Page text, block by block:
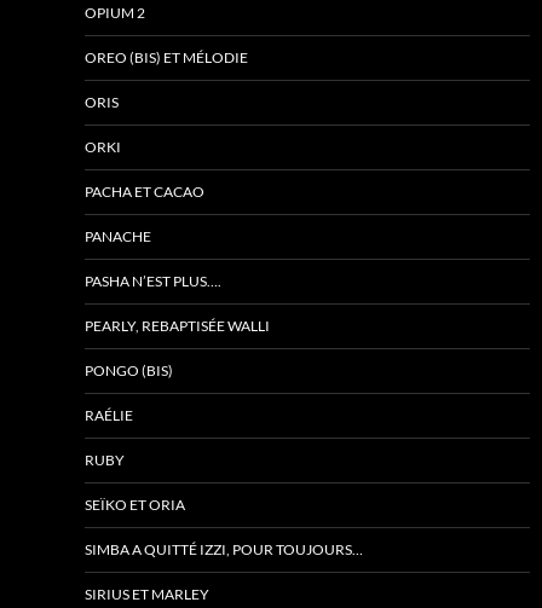
OPIUM 2
OREO (BIS) ET MÉLODIE
ORIS
ORKI
PACHA ET CACAO
PANACHE
PASHA N’EST PLUS….
PEARLY, REBAPTISÉE WALLI
PONGO (BIS)
RAÉLIE
RUBY
SEÏKO ET ORIA
SIMBA A QUITTÉ IZZI, POUR TOUJOURS…
SIRIUS ET MARLEY